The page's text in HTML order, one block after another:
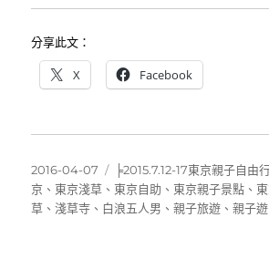
分享此文：
X Facebook
發
佈
日
2016-04-07
分
類
╞2015.7.12-17東京親子自由
京 、 東京淺草 、 東京自助 、 東京親子景點 、
草 、淺草寺 、 白浪五人男 、親子旅遊 、親子遊